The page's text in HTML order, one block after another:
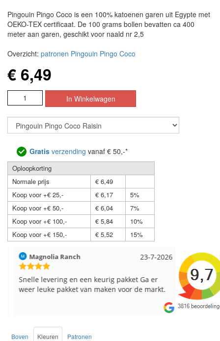
Pingouin Pingo Coco is een 100% katoenen garen uit Egypte met
OEKO-TEX certificaat. De 100 grams bollen bevatten ca 400
meter aan garen, geschikt voor naald nr 2,5
Overzicht: patronen Pingouin Pingo Coco
€ 6,49
Gratis verzending vanaf € 50,-*
Oploopkorting
Normale prijs
€ 6,49
Koop voor +€ 25,-
€ 6,17
5%
Koop voor +€ 50,-
€ 6,04
7%
Koop voor +€ 100,-
€ 5,84
10%
Koop voor +€ 150,-
€ 5,52 15%
23-7-2026
Magnolia Ranch
Snelle levering en een keurig pakket Ga er
weer leuke pakket van maken voor de markt.
Hilde uit
Reeds
de service.
Boven Kleuren Patronen